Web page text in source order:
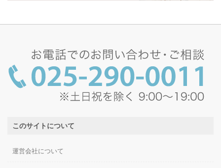
このサイトについて
運営会社について